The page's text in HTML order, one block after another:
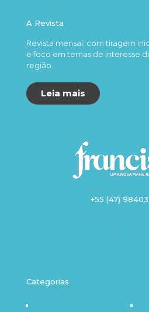
A Revista
Revista mensal, com tiragem
e foco em temas de interesse
região.
Leia mais
+55 (47)
Categorias